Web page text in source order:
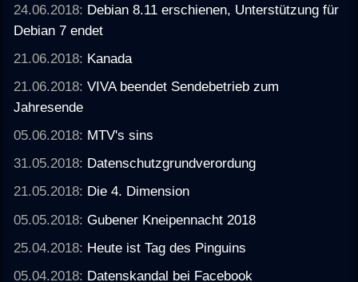
24.06.2018: Debian 8.11 erschienen, Unterstützung für
Debian 7 endet
21.06.2018: Kanada
21.06.2018:VIVA beendet Sendebetrieb zum
Jahresende
05.06.2018: MTV's sins
31.05.2018: Datenschutzgrundverordung
21.05.2018: Die 4. Dimension
05.05.2018:Gubener Kneipennacht 2018
25.04.2018: Heute ist Tag des Pinguins
05.04.2018: Datenskandal bei Facebook